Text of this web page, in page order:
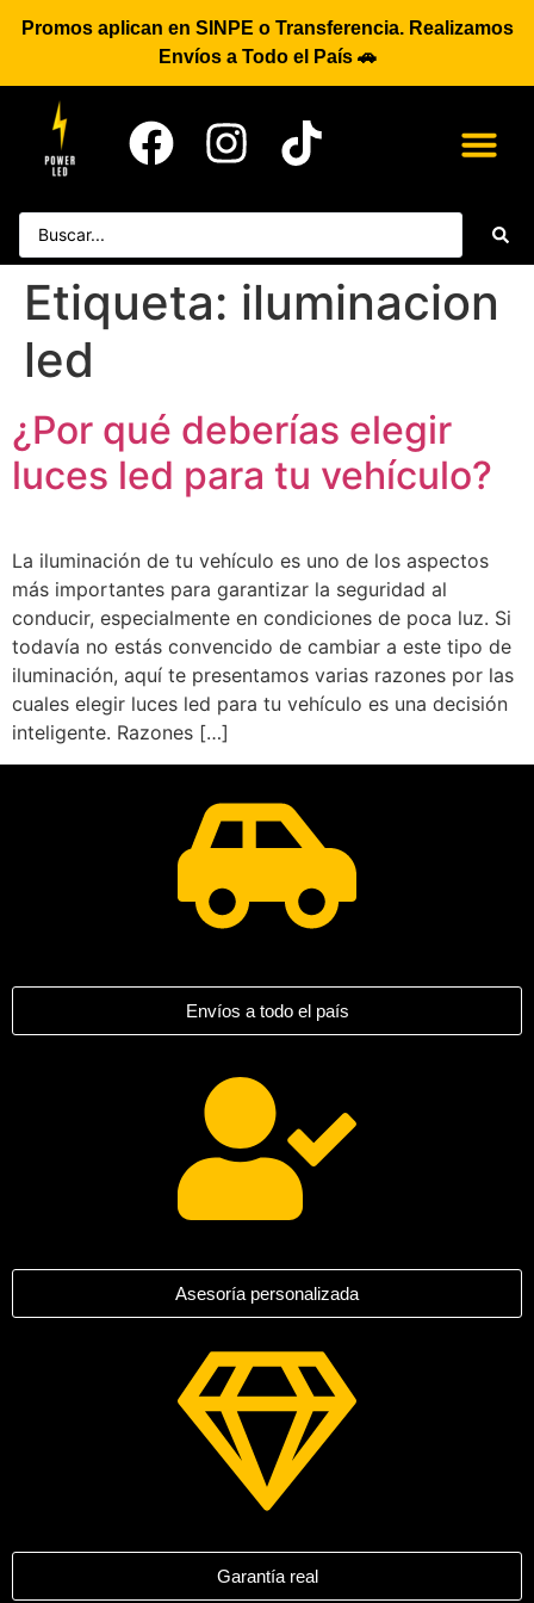
Promos aplican en SINPE o Transferencia. Realizamos
Envíos a Todo el País 🚗
Etiqueta: iluminacion
led
¿Por qué deberías elegir
luces led para tu vehículo?
La iluminación de tu vehículo es uno de los aspectos
más importantes para garantizar la seguridad al
conducir, especialmente en condiciones de poca luz. Si
todavía no estás convencido de cambiar a este tipo de
iluminación, aquí te presentamos varias razones por las
cuales elegir luces led para tu vehículo es una decisión
inteligente. Razones […]
Envíos a todo el país
Asesoría personalizada
Garantía real